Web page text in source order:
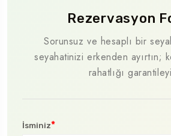
Rezervasyon
Sorunsuz ve hesaplı bir
seyahatinizi erkenden ayırtın;
rahatlığı
İsminiz*